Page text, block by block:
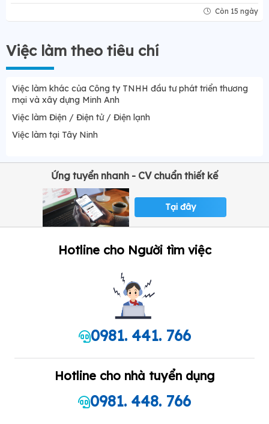
Còn 15 ngày
Việc làm theo tiêu chí
Việc làm khác của Công ty TNHH đầu tư phát triển thương
mại và xây dựng Minh Anh
Việc làm Điện / Điện tử / Điện lạnh
Việc làm tại Tây Ninh
Ứng tuyển nhanh - CV chuẩn thiết kế
Tại đây
Hotline cho Người tìm việc
0981. 441. 766
Hotline cho nhà tuyển dụng
0981. 448. 766